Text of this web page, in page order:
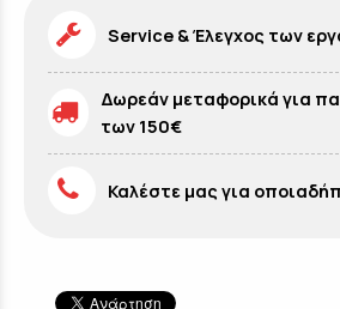
Service & Έλεγχος των
Δωρεάν μεταφορικά για
των 150€
Καλέστε μας για